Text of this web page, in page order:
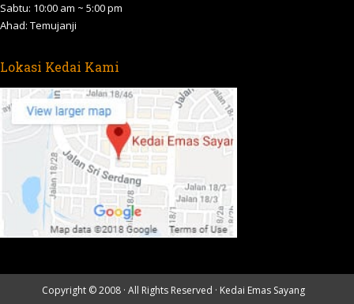
Sabtu: 10:00 am ~ 5:00 pm
Ahad: Temujanji
Lokasi Kedai Kami
Copyright © 2008 · All Rights Reserved · Kedai Emas Sayang